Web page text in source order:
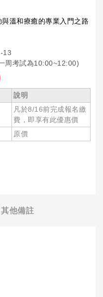
溫和療癒的專業入門之路
13
周考試為10:00~12:00)
說明
凡於8/16前完成報名繳
費，即享有此優惠價
原價
其他備註